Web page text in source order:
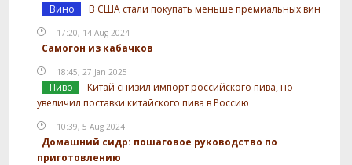
Вино В США стали покупать меньше премиальных вин
17:20, 14 Aug 2024
Самогон из кабачков
18:45, 27 Jan 2025
Пиво
Китай снизил импорт российского пива, но
увеличил поставки китайского пива в Россию
10:39, 5 Aug 2024
Домашний сидр: пошаговое руководство по
приготовлению